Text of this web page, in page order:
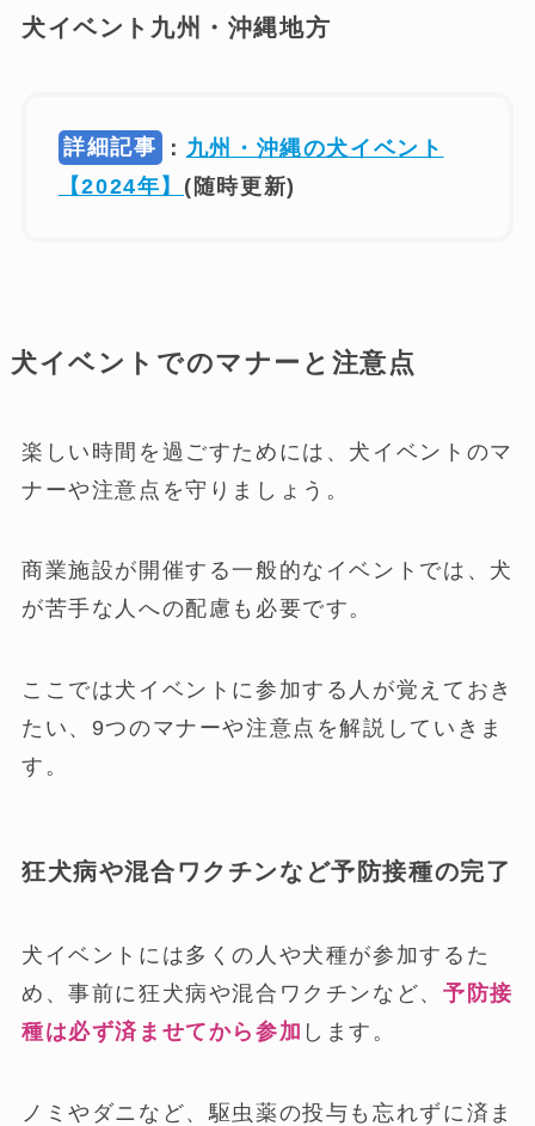
犬イベント九州・沖縄地方
詳細記事 ： 九州・沖縄の犬イベント
【2024年】 (随時更新)
犬イベントでのマナーと注意点
楽しい時間を過ごすためには、犬イベントのマ
ナーや注意点を守りましょう。
商業施設が開催する一般的なイベントでは、犬
が苦手な人への配慮も必要です。
ここでは犬イベントに参加する人が覚えておき
たい、9つのマナーや注意点を解説していきま
す。
狂犬病や混合ワクチンなど予防接種の完了
犬イベントには多くの人や犬種が参加するた
め、事前に狂犬病や混合ワクチンなど、 予防接
種は必ず済ませてから参加 します。
ノミやダニなど、駆虫薬の投与も忘れずに済ま